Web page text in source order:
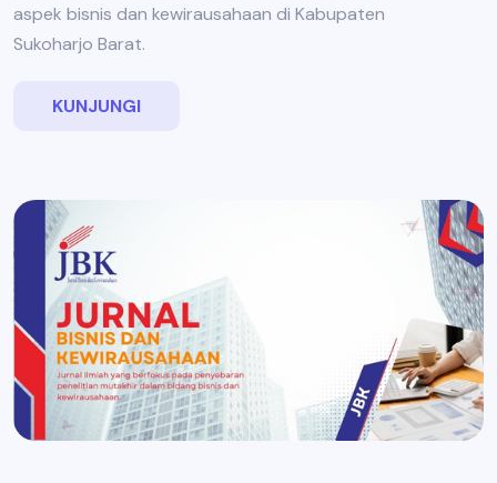
aspek bisnis dan kewirausahaan di Kabupaten
Sukoharjo Barat.
KUNJUNGI